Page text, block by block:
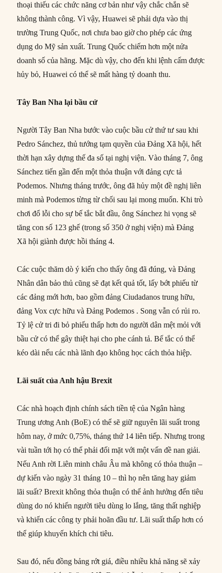
thoại thiếu các chức năng cơ bản như vậy chắc chắn sẽ
không thành công. Vì vậy, Huawei sẽ phải dựa vào thị
trường Trung Quốc, nơi chưa bao giờ cho phép các ứng
dụng do Mỹ sản xuất. Trung Quốc chiếm hơn một nửa
doanh số của hãng. Mặc dù vậy, cho đến khi lệnh cấm được
hủy bỏ, Huawei có thể sẽ mất hàng tỷ doanh thu.
Tây Ban Nha lại bầu cử
Người Tây Ban Nha bước vào cuộc bầu cử thứ tư sau khi
Pedro Sánchez, thủ tướng tạm quyền của Đảng Xã hội, hết
thời hạn xây dựng thế đa số tại nghị viện. Vào tháng 7, ông
Sánchez tiến gần đến một thỏa thuận với đảng cực tả
Podemos. Nhưng tháng trước, ông đã hủy một đề nghị liên
minh mà Podemos từng từ chối sau lại mong muốn. Khi trò
chơi đổ lỗi cho sự bế tắc bắt đầu, ông Sánchez hi vọng sẽ
tăng con số 123 ghế (trong số 350 ở nghị viện) mà Đảng
Xã hội giành được hồi tháng 4.
Các cuộc thăm dò ý kiến cho thấy ông đã đúng, và Đảng
Nhân dân bảo thủ cũng sẽ đạt kết quả tốt, lấy bớt phiếu từ
các đảng mới hơn, bao gồm đảng Ciudadanos trung hữu,
đảng Vox cực hữu và Đảng Podemos . Song vẫn có rủi ro.
Tỷ lệ cử tri đi bỏ phiếu thấp hơn do người dân mệt mỏi với
bầu cử có thể gây thiệt hại cho phe cánh tả. Bế tắc có thể
kéo dài nếu các nhà lãnh đạo không học cách thỏa hiệp.
Lãi suất của Anh hậu Brexit
Các nhà hoạch định chính sách tiền tệ của Ngân hàng
Trung ương Anh (BoE) có thể sẽ giữ nguyên lãi suất trong
hôm nay, ở mức 0,75%, tháng thứ 14 liên tiếp. Nhưng trong
vài tuần tới họ có thể phải đối mặt với một vấn đề nan giải.
Nếu Anh rời Liên minh châu Âu mà không có thỏa thuận –
dự kiến vào ngày 31 tháng 10 – thì họ nên tăng hay giảm
lãi suất? Brexit không thỏa thuận có thể ảnh hưởng đến tiêu
dùng do nó khiến người tiêu dùng lo lắng, tăng thất nghiệp
và khiến các công ty phải hoãn đầu tư. Lãi suất thấp hơn có
thể giúp khuyến khích chi tiêu.
Sau đó, nếu đồng bảng rớt giá, điều nhiều khả năng sẽ xảy